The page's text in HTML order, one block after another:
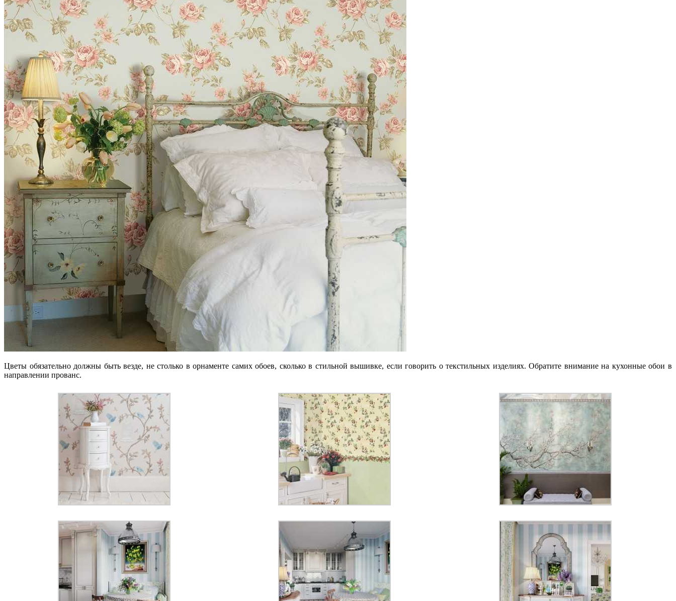
Цветы обязательно должны быть везде, не столько в орнаменте самих обоев, сколько в стильной вышивке, если говорить о текстильных изделиях. Обратите внимание на кухонные обои в
направлении прованс.